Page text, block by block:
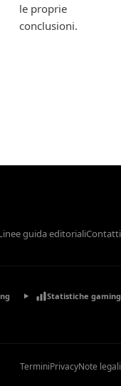
le proprie
conclusioni.
guida editorialiContatti
Statistiche gaming
TerminiPrivacyNote legali